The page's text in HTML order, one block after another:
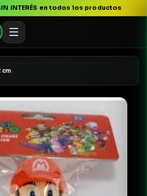
INTERÉS en todos los productos
cm